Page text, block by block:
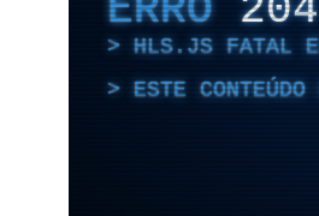
ERRO 204
HLS.JS FATAL
ESTE